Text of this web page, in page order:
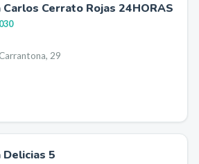
Carlos Cerrato Rojas 24HORAS
29
Delicias 5